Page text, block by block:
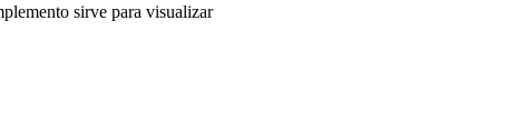
sirve para visualizar